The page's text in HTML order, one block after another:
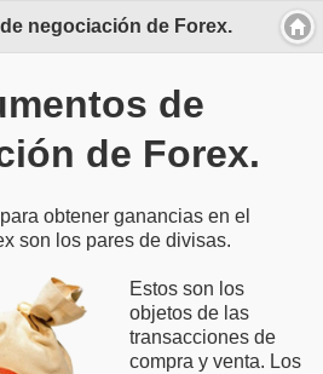
negociación de Forex.
de
de Forex.
obtener ganancias en el
son los pares de divisas.
Estos son los
objetos de las
transacciones de
compra y venta. Los